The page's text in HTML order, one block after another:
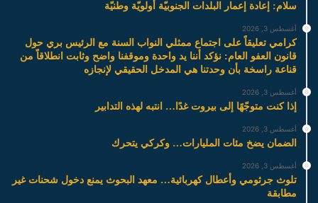
سلام: إعادة إعمار البلدات الجنوبيّة أولويّة وطنيّة
أغسطس 3, 2026
كرامي تعليقاً على اجتماع ممثلي النواب السنة مع الرئيس بري حول
قانون العفو العام: نؤكد أننا يد واحدة وموقفنا واضح وثابت انطلاقاً من
قناعة راسخة بأن وحدتنا هي المدخل الحقيقي لإنجازه
أغسطس 3, 2026
إذا كنت متوجّهًا إلى بيروت غدًا… انتبه لهذه التدابير
أغسطس 3, 2026
الضمان يضخ مئات المليارات… وكركي يتحرك
أغسطس 3, 2026
تلوث جرثومي وأعطال كهربائية… معهد البحوث يمنع دخول شحنات غير
مطابقة